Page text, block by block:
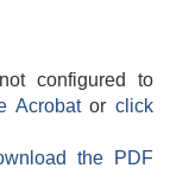
configured to
Acrobatorclick
the PDF